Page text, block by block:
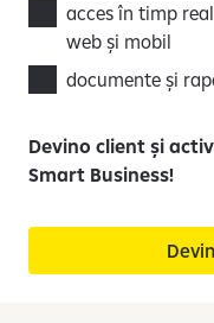
acces în timp
web și mobil
documente și
Devino client și
Smart Business!